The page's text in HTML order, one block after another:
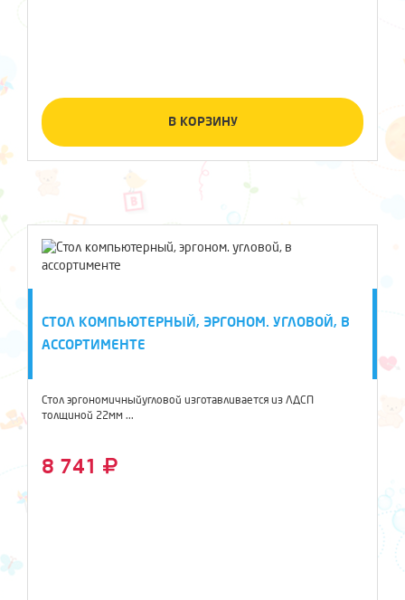
В КОРЗИНУ
СТОЛ КОМПЬЮТЕРНЫЙ, ЭРГОНОМ. УГЛОВОЙ, В
АССОРТИМЕНТЕ
Стол эргономичныйугловой изготавливается из ЛДСП
толщиной 22мм ...
8 741